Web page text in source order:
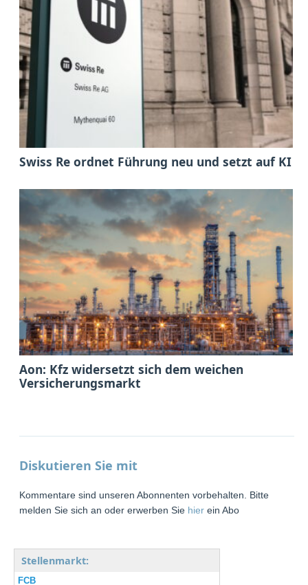
Swiss Re ordnet Führung neu und setzt auf KI
Aon: Kfz widersetzt sich dem weichen
Versicherungsmarkt
Diskutieren Sie mit
Kommentare sind unseren Abonnenten vorbehalten. Bitte
melden Sie sich an oder erwerben Sie hier ein Abo
Stellenmarkt:
FCB